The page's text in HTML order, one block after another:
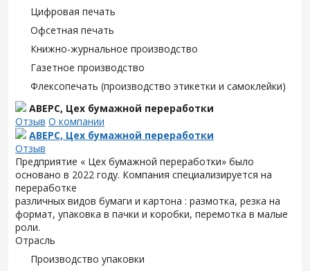
Цифровая печать
Офсетная печать
Книжно-журнальное производство
Газетное производство
Флексопечать (производство этикетки и самоклейки)
АВЕРС, Цех бумажной переработки
Отзыв О компании
АВЕРС, Цех бумажной переработки
Отзыв
Предприятие « Цех бумажной переработки» было
основано в 2022 году. Компания специализируется на
переработке
различных видов бумаги и картона : размотка, резка на
формат, упаковка в пачки и коробки, перемотка в малые
роли.
Отрасль
Производство упаковки